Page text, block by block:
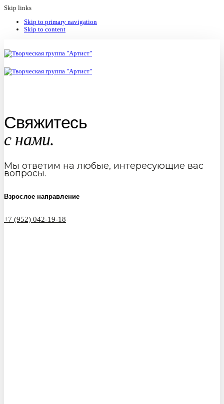
Skip links
Skip to primary navigation
Skip to content
Свяжитесь
с нами.
Мы ответим на любые, интересующие вас
вопросы.
Взрослое направление
+7 (952) 042-19-18